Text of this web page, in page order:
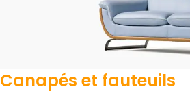
Canapés et fauteuils